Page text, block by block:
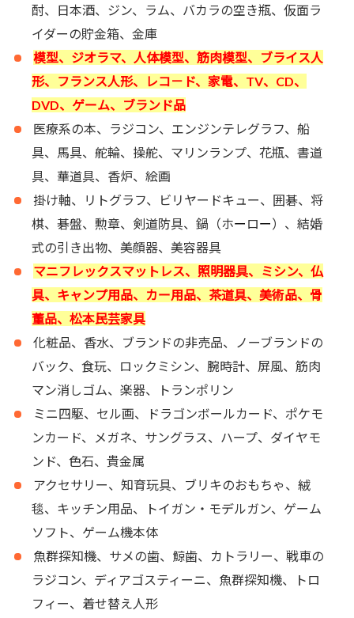
酎、日本酒、ジン、ラム、バカラの空き瓶、仮面ラ
イダーの貯金箱、金庫
模型、ジオラマ、人体模型、筋肉模型、ブライス人
形、フランス人形、レコ－ド、家電、TV、CD、
DVD、ゲーム、ブランド品
医療系の本、ラジコン、エンジンテレグラフ、船
具、馬具、舵輪、操舵、マリンランプ、花瓶、書道
具、華道具、香炉、絵画
掛け軸、リトグラフ、ビリヤードキュー、囲碁、将
棋、碁盤、勲章、剣道防具、鍋（ホー ロー）、結婚
式の引き出物、美顔器、美容器具
マニフレックスマットレス、照明器具、ミシン、仏
具、キャンプ用品、カー用品、茶道具、美術品、骨
董品、松本民芸家具
化粧品、香水、ブランドの非売品、ノーブランドの
バック、食玩、ロックミシン、腕時計、屏風、筋肉
マン消しゴム、楽器、トランポリン
ミニ四駆、セル画、ドラゴンボールカード、ポケモ
ンカード、メガネ、サングラス、ハープ、ダイヤモ
ンド、色石、貴金属
アクセサリー、知育玩具、ブリキのおもちゃ、絨
毯、キッチン用品、トイガン・モデルガン、ゲーム
ソフト、ゲーム機本体
魚群探知機、サメの歯、鯨歯、カトラリー、戦車の
ラジコン、ディアゴスティーニ、魚群探知機、トロ
フィー、着せ替え人形